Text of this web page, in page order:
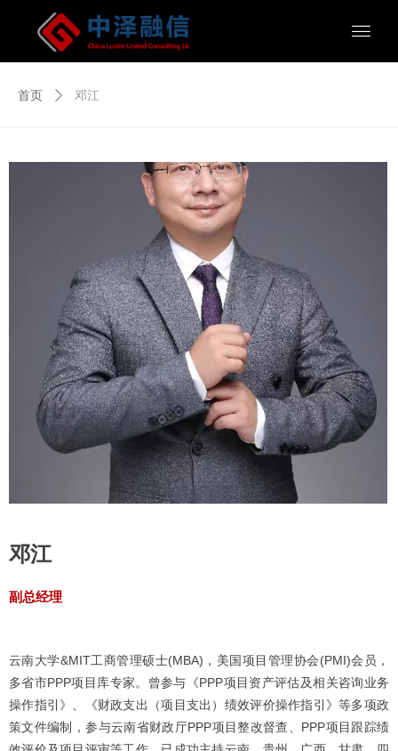
首页 ꄲ 邓江
副总经理
邓江
云南大学&MIT工商管理硕士(MBA)，美国项目管理协会(PMI)会员，
多省市PPP项目库专家。曾参与《PPP项目资产评估及相关咨询业务
操作指引》、《财政支出（项目支出）绩效评价操作指引》等多项政
策文件编制，参与云南省财政厅PPP项目整改督查、PPP项目跟踪绩